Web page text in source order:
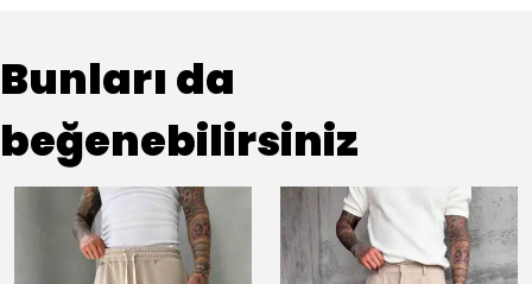
Bunları da
beğenebilirsiniz